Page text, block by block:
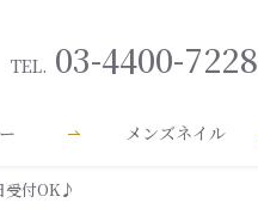
TEL. 03-4400-7228
メンズネイル
受付OK♪